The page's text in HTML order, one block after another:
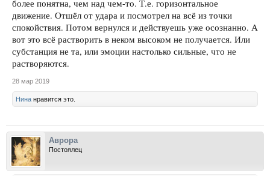
более понятна, чем над чем-то. Т.е. горизонтальное
движение. Отшёл от удара и посмотрел на всё из точки
спокойствия. Потом вернулся и действуешь уже осознанно. А
вот это всё растворить в неком высоком не получается. Или
субстанция не та, или эмоции настолько сильные, что не
растворяются.
28 мар 2019
Нина нравится это.
Аврора
Постоялец